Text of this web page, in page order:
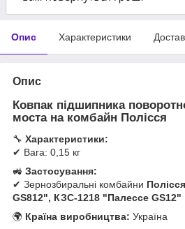
Опис Характеристики
Опис
Ковпак підшипника
моста на комбайн Полісся
🔧 Характеристики:
✔ Вага: 0,15 кг
🚜 Застосування:
✔ Зернозбиральні комбайни
GS812", КЗС-1218 "Палессе GS12"
🌍 Країна виробництва: Україна